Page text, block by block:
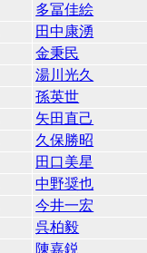
多冨佳絵
田中康湧
金秉民
湯川光久
孫英世
矢田直己
久保勝昭
田口美星
中野奨也
今井一宏
呉柏毅
陳嘉鋭